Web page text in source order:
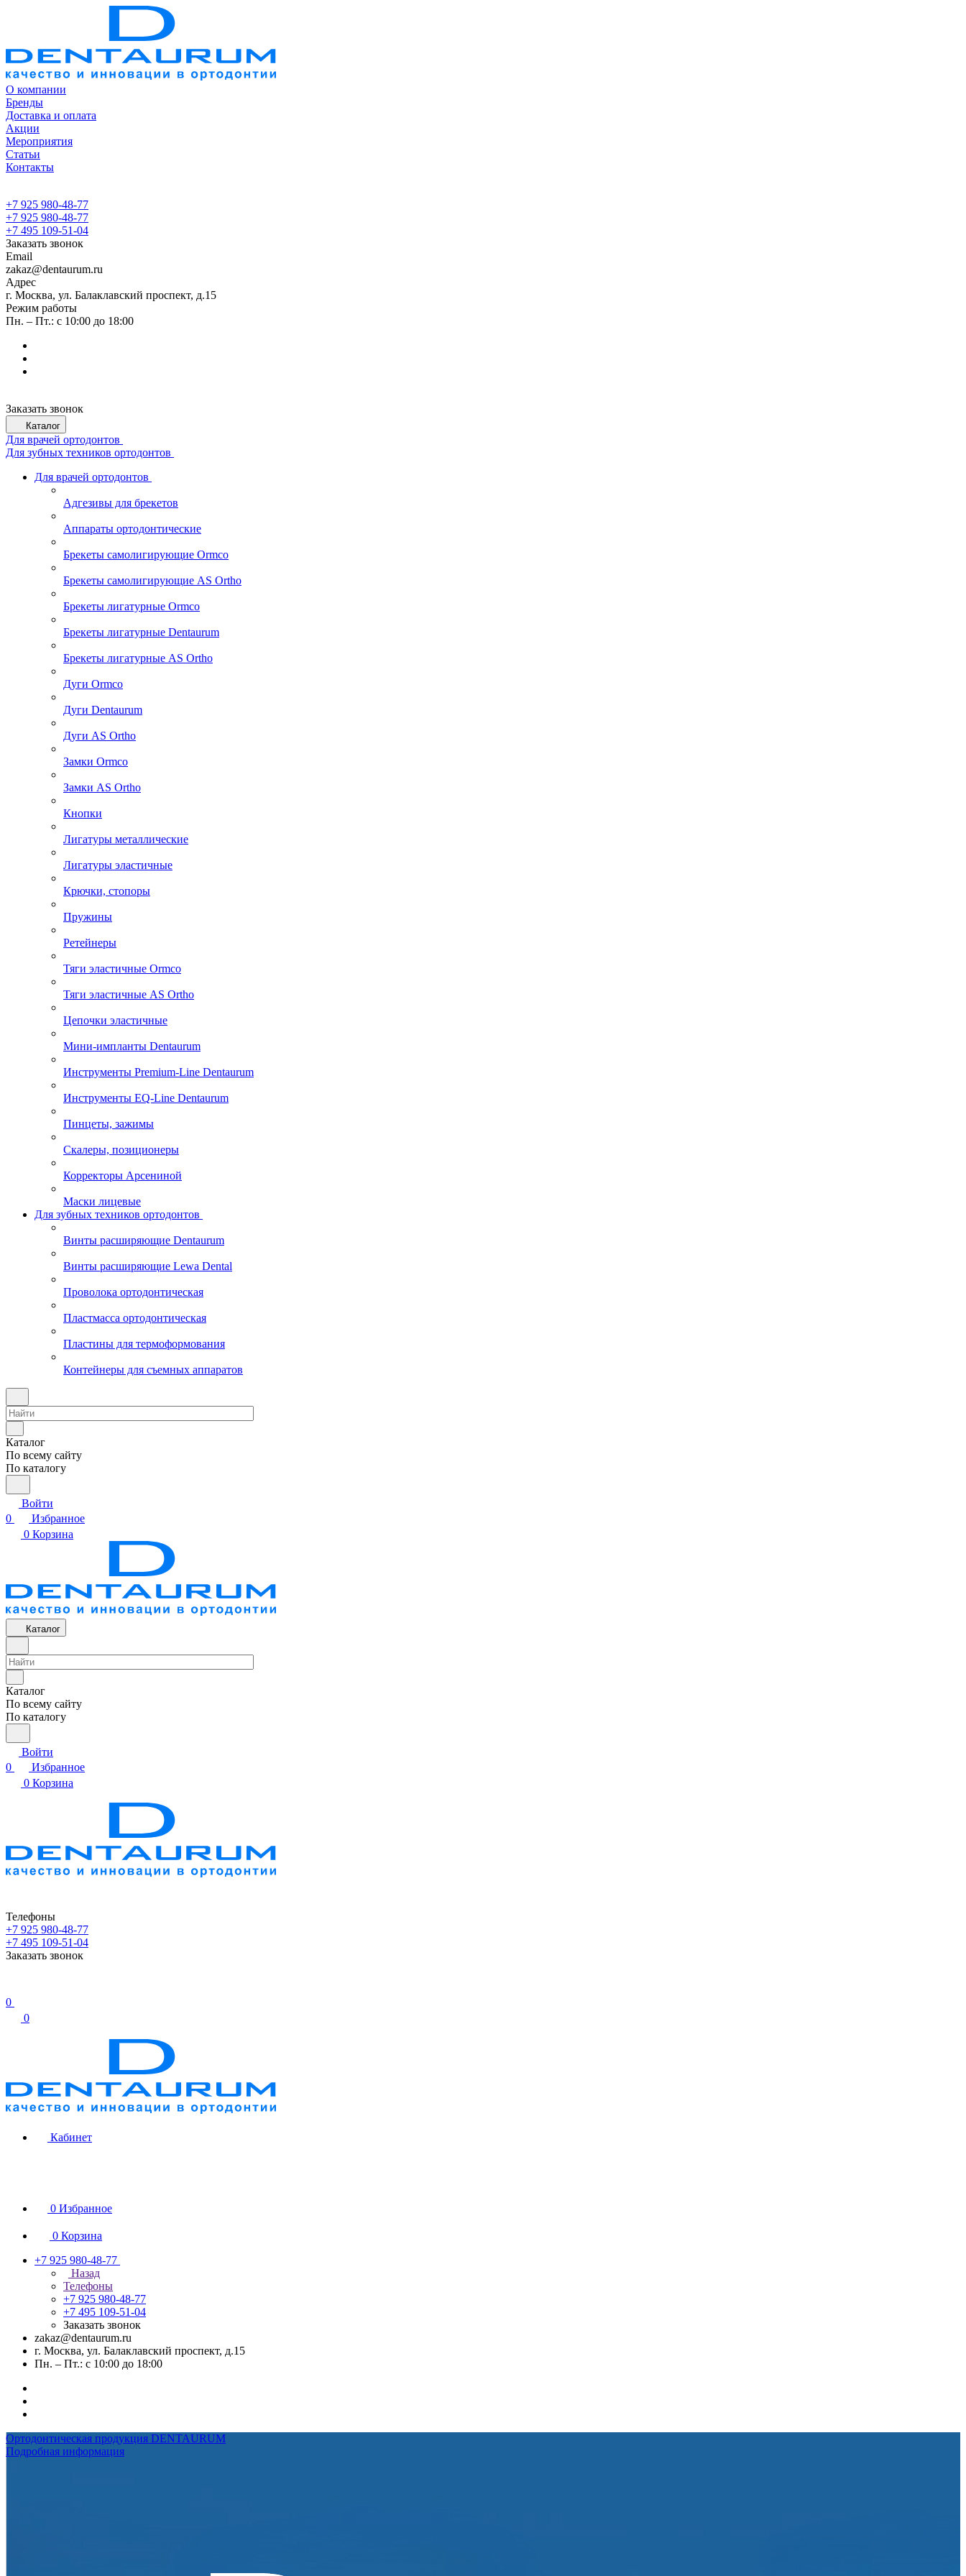
О компании
Бренды
Доставка и оплата
Акции
Мероприятия
Статьи
Контакты
+7 925 980-48-77
+7 925 980-48-77
+7 495 109-51-04
Заказать звонок
Email
zakaz@dentaurum.ru
Адрес
г. Москва, ул. Балаклавский проспект, д.15
Режим работы
Пн. – Пт.: с 10:00 до 18:00
Заказать звонок
Каталог
Для врачей ортодонтов
Для зубных техников ортодонтов
Для врачей ортодонтов
Адгезивы для брекетов
Аппараты ортодонтические
Брекеты самолигирующие Ormco
Брекеты самолигирующие AS Ortho
Брекеты лигатурные Ormco
Брекеты лигатурные Dentaurum
Брекеты лигатурные AS Ortho
Дуги Ormco
Дуги Dentaurum
Дуги AS Ortho
Замки Ormco
Замки AS Ortho
Кнопки
Лигатуры металлические
Лигатуры эластичные
Крючки, стопоры
Пружины
Ретейнеры
Тяги эластичные Ormco
Тяги эластичные AS Ortho
Цепочки эластичные
Мини-импланты Dentaurum
Инструменты Premium-Line Dentaurum
Инструменты EQ-Line Dentaurum
Пинцеты, зажимы
Скалеры, позиционеры
Корректоры Арсениной
Маски лицевые
Для зубных техников ортодонтов
Винты расширяющие Dentaurum
Винты расширяющие Lewa Dental
Проволока ортодонтическая
Пластмасса ортодонтическая
Пластины для термоформования
Контейнеры для съемных аппаратов
Каталог
По всему сайту
По каталогу
Войти
0
Избранное
0 Корзина
Каталог
Каталог
По всему сайту
По каталогу
Войти
0
Избранное
0 Корзина
Телефоны
+7 925 980-48-77
+7 495 109-51-04
Заказать звонок
0
0
Кабинет
0 Избранное
0 Корзина
+7 925 980-48-77
Назад
Телефоны
+7 925 980-48-77
+7 495 109-51-04
Заказать звонок
zakaz@dentaurum.ru
г. Москва, ул. Балаклавский проспект, д.15
Пн. – Пт.: с 10:00 до 18:00
Ортодонтическая продукция DENTAURUM
Подробная информация